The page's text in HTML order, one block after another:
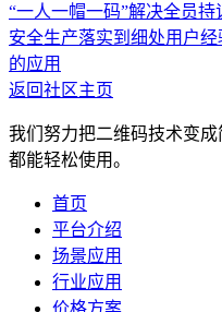
“一人一帽一码”解决全员持
安全生产落实到细处用户
的应用
返回社区主页
我们努力把二维码技术变
都能轻松使用。
首页
平台介绍
场景应用
行业应用
价格方案